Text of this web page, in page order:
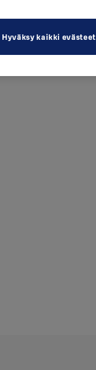
Hyväksy kaikki evästeet